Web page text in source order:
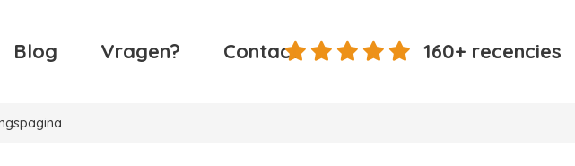
Blog Vragen? Contact 160+ recencies